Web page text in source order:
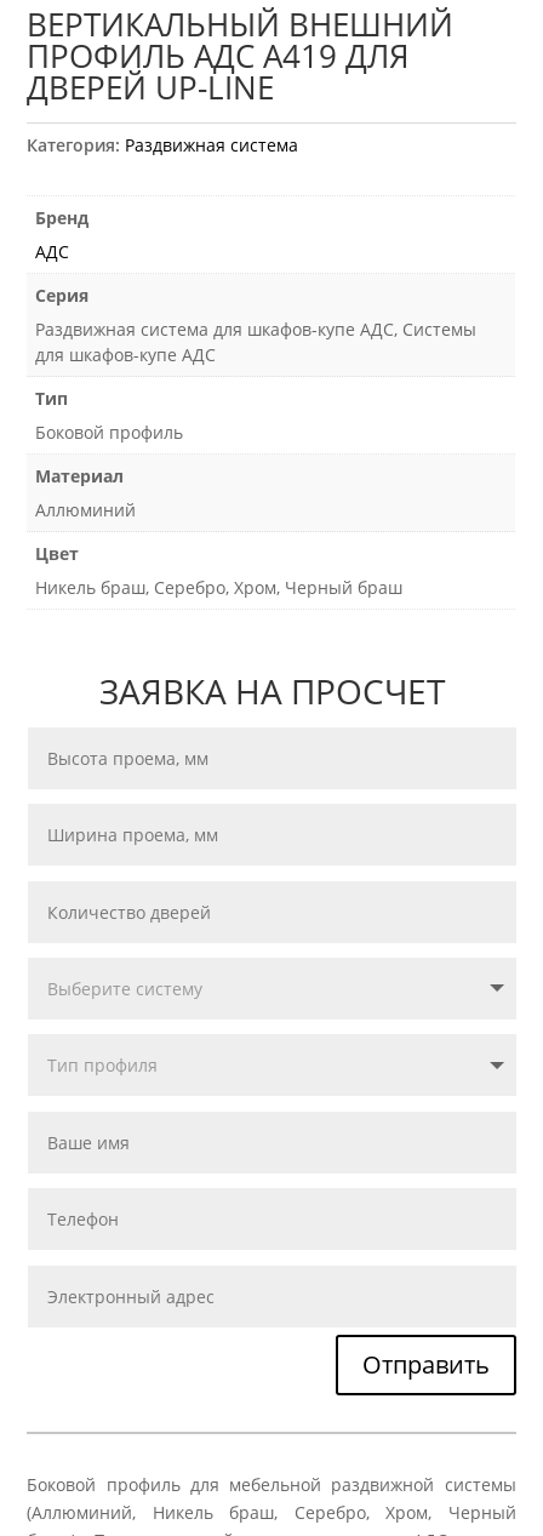
ВЕРТИКАЛЬНЫЙ ВНЕШНИЙ
ПРОФИЛЬ АДС А419 ДЛЯ
ДВЕРЕЙ UP-LINE
Категория: Раздвижная система
Бренд
АДС
Серия
Раздвижная система для шкафов-купе АДС, Системы
для шкафов-купе АДС
Тип
Боковой профиль
Материал
Аллюминий
Цвет
Никель браш, Серебро, Хром, Черный браш
ЗАЯВКА НА ПРОСЧЕТ
Отправить
Боковой профиль для мебельной раздвижной системы
(Аллюминий, Никель браш, Серебро, Хром, Черный